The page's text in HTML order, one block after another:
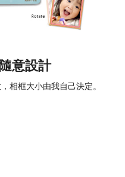
意設計
相框大小由我自己決定。